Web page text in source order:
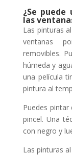
¿Se
las
Las pinturas
ventanas
removibles.
húmeda y
una película
pintura al
Puedes
pincel. Una
con negro y
Las pinturas